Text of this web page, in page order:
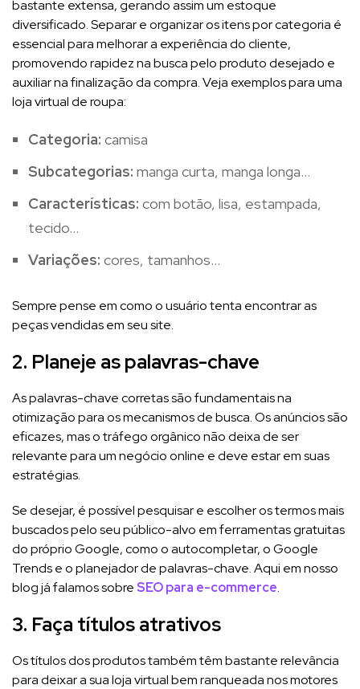
bastante extensa, gerando assim um estoque
diversificado. Separar e organizar os itens por categoria é
essencial para melhorar a experiência do cliente,
promovendo rapidez na busca pelo produto desejado e
auxiliar na finalização da compra. Veja exemplos para uma
loja virtual de roupa:
Categoria: camisa
Subcategorias: manga curta, manga longa…
Características: com botão, lisa, estampada,
tecido…
Variações: cores, tamanhos…
Sempre pense em como o usuário tenta encontrar as
peças vendidas em seu site.
2. Planeje as palavras-chave
As palavras-chave corretas são fundamentais na
otimização para os mecanismos de busca. Os anúncios são
eficazes, mas o tráfego orgânico não deixa de ser
relevante para um negócio online e deve estar em suas
estratégias.
Se desejar, é possível pesquisar e escolher os termos mais
buscados pelo seu público-alvo em ferramentas gratuitas
do próprio Google, como o autocompletar, o Google
Trends e o planejador de palavras-chave. Aqui em nosso
blog já falamos sobreSEO para e-commerce.
3. Faça títulos atrativos
Os títulos dos produtos também têm bastante relevância
para deixar a sua loja virtual bem ranqueada nos motores